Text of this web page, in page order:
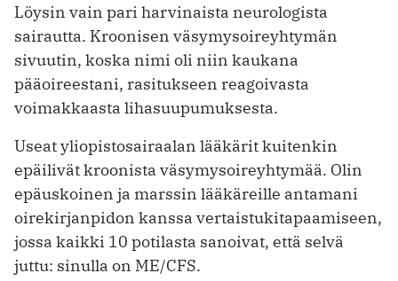
Löysin vain pari harvinaista neurologista
sairautta. Kroonisen väsymysoireyhtymän
sivuutin, koska nimi oli niin kaukana
pääoireestani, rasitukseen reagoivasta
voimakkaasta lihas­uupumuksesta.
Useat yliopistosairaalan lääkärit kuitenkin
epäilivät kroonista väsymys­oireyhtymää. Olin
epäuskoinen ja marssin lääkäreille antamani
oirekirjanpidon kanssa vertaistukitapaamiseen,
jossa kaikki 10 potilasta sanoivat, että selvä
juttu: sinulla on ME/CFS.